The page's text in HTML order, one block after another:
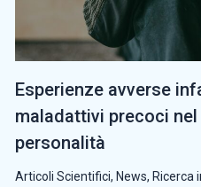
Esperienze avverse
maladattivi precoci
personalità
Articoli Scientifici, News, Ricerca